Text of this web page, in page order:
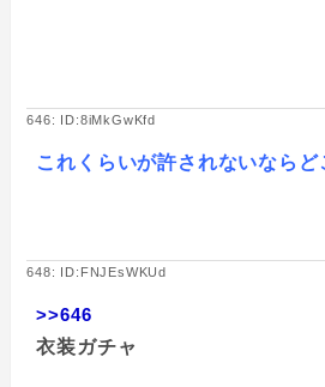
646: ID:8iMkGwKfd
これくらいが許されないなら
648: ID:FNJEsWKUd
>>646
衣装ガチャ